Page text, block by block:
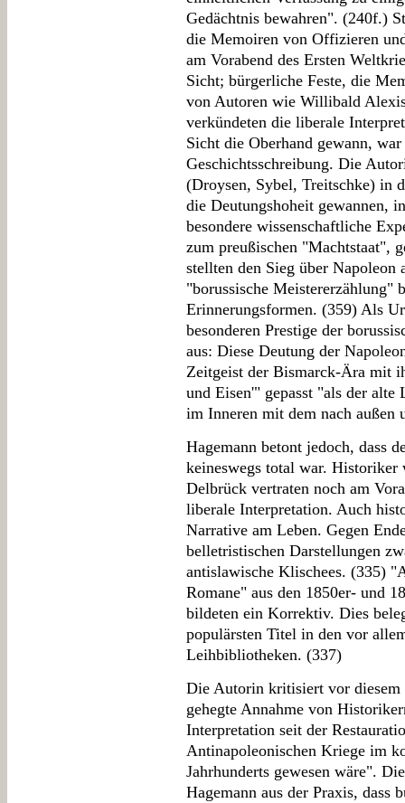
Gedächtnis bewahren". (240f.)
die Memoiren von Offizieren
am Vorabend des Ersten
Sicht; bürgerliche Feste, die
von Autoren wie Willibald
verkündeten die liberale
Sicht die Oberhand gewann,
Geschichtsschreibung. Die
(Droysen, Sybel, Treitschke) in
die Deutungshoheit gewannen,
besondere wissenschaftliche
zum preußischen "Machtstaat",
stellten den Sieg über Napoleon
"borussische Meistererzählung"
Erinnerungsformen. (359) Als
besonderen Prestige der
aus: Diese Deutung der
Zeitgeist der Bismarck-Ära mit
und Eisen'" gepasst "als der
im Inneren mit dem nach außen
Hagemann betont jedoch, dass
keineswegs total war.
Delbrück vertraten noch am
liberale Interpretation. Auch
Narrative am Leben. Gegen
belletristischen Darstellungen
antislawische Klischees. (335)
Romane" aus den 1850er- und
bildeten ein Korrektiv. Dies
populärsten Titel in den vor
Leihbibliotheken. (337)
Die Autorin kritisiert vor diesem
gehegte Annahme von
Interpretation seit der
Antinapoleonischen Kriege im
Jahrhunderts gewesen wäre".
Hagemann aus der Praxis, dass